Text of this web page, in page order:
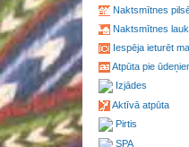
Naktsmītnes
Naktsmītnes
Iespēja ieturēt
Atpūta pie
Izjādes
Aktīvā atpūta
Pirtis
SPA